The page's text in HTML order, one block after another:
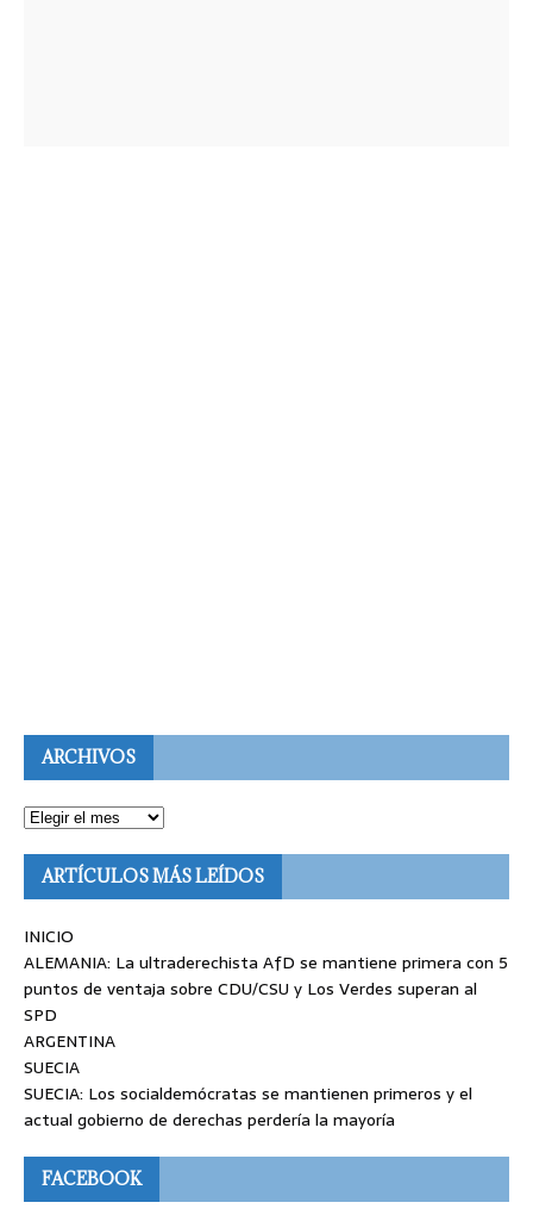
ARCHIVOS
ARTÍCULOS MÁS LEÍDOS
INICIO
ALEMANIA: La ultraderechista AfD se mantiene primera con 5
puntos de ventaja sobre CDU/CSU y Los Verdes superan al
SPD
ARGENTINA
SUECIA
SUECIA: Los socialdemócratas se mantienen primeros y el
actual gobierno de derechas perdería la mayoría
FACEBOOK